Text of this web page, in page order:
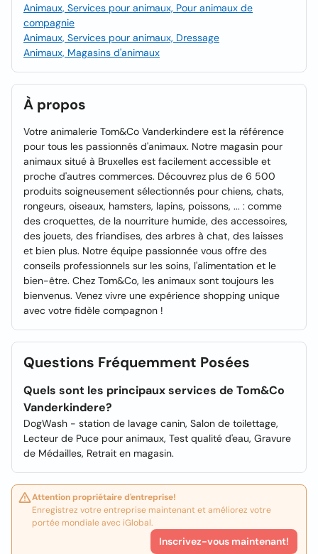
Animaux, Services pour animaux, Pour animaux de
compagnie
Animaux, Services pour animaux, Dressage
Animaux, Magasins d'animaux
À propos
Votre animalerie Tom&Co Vanderkindere est la référence
pour tous les passionnés d'animaux. Notre magasin pour
animaux situé à Bruxelles est facilement accessible et
proche d'autres commerces. Découvrez plus de 6 500
produits soigneusement sélectionnés pour chiens, chats,
rongeurs, oiseaux, hamsters, lapins, poissons, ... : comme
des croquettes, de la nourriture humide, des accessoires,
des jouets, des friandises, des arbres à chat, des laisses
et bien plus. Notre équipe passionnée vous offre des
conseils professionnels sur les soins, l'alimentation et le
bien-être. Chez Tom&Co, les animaux sont toujours les
bienvenus. Venez vivre une expérience shopping unique
avec votre fidèle compagnon !
Questions Fréquemment Posées
Quels sont les principaux services de Tom&Co
Vanderkindere?
DogWash - station de lavage canin, Salon de toilettage,
Lecteur de Puce pour animaux, Test qualité d'eau, Gravure
de Médailles, Retrait en magasin.
Attention propriétaire d'entreprise!
Enregistrez votre entreprise maintenant et améliorez votre
portée mondiale avec iGlobal.
Inscrivez-vous maintenant!